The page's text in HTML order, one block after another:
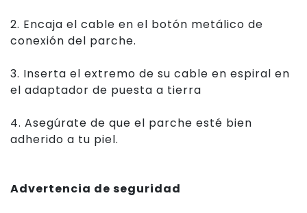
2. Encaja el cable en el botón metálico de
conexión del parche.
3. Inserta el extremo de su cable en espiral en
el adaptador de puesta a tierra
4. Asegúrate de que el parche esté bien
adherido a tu piel.
Advertencia de seguridad